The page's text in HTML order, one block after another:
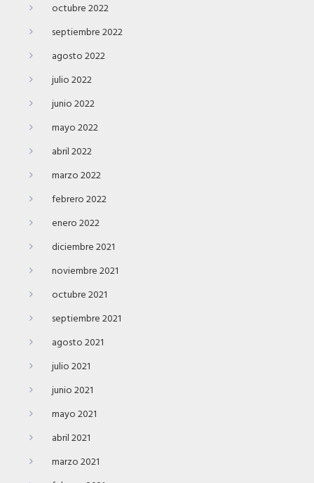
octubre 2022
septiembre 2022
agosto 2022
julio 2022
junio 2022
mayo 2022
abril 2022
marzo 2022
febrero 2022
enero 2022
diciembre 2021
noviembre 2021
octubre 2021
septiembre 2021
agosto 2021
julio 2021
junio 2021
mayo 2021
abril 2021
marzo 2021